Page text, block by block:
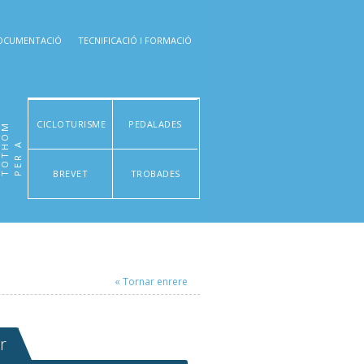
TECNIFICACIÓ I FORMACIÓ
P
E
R
A
T
O
T
H
O
M CICLOTURISME PEDALADES
BREVET TROBADES
« Tornar enrere